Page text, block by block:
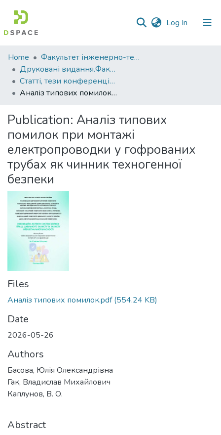
Log In (current)
Communities
&
Collections
Statistics
Home
Факультет інженерно-технологічний
Друковані видання.Факультет інженерно-технологічний
Статті, тези конференцій. Факультет інженерно-технологічний
Аналіз типових помилок при монтажі електропроводки у гофрованих трубах як чинник техногенної безпеки
Publication: Аналіз типових
помилок при монтажі
електропроводки у гофрованих
трубах як чинник техногенної
безпеки
Files
Аналіз типових помилок.pdf(554.24 KB)
Date
2026-05-26
Authors
Басова, Юлія Олександрівна
Гак, Владислав Михайлович
Каплунов, В. О.
Abstract